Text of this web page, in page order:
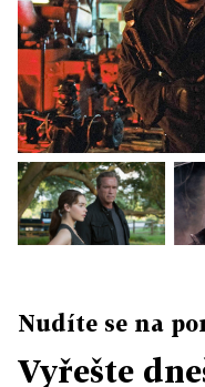
Nudíte se na
Vyřešte